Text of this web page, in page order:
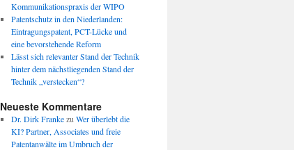
Kommunikationspraxis der WIPO
Patentschutz in den Niederlanden:
Eintragungspatent, PCT-Lücke und
eine bevorstehende Reform
Lässt sich relevanter Stand der Technik
hinter dem nächstliegenden Stand der
Technik „verstecken“?
Neueste Kommentare
Dr. Dirk Frankezu Wer überlebt die
KI? Partner, Associates und freie
Patentanwälte im Umbruch der